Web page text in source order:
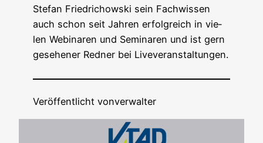
Ste­fan Fried­richow­ski sein Fach­wis­sen
auch schon seit Jah­ren erfolg­reich in vie­
len Web­i­na­ren und Semi­na­ren und ist gern
gese­he­ner Red­ner bei Liveveranstaltungen.
Veröffentlicht vonverwalter